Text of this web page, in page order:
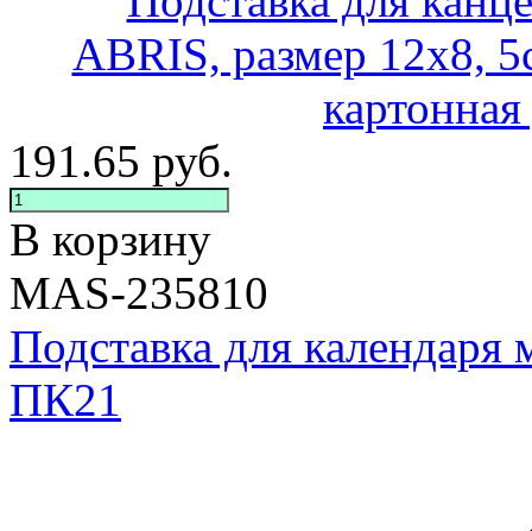
191.65 руб.
В корзину
MAS-235810
Подставка для
ПК21